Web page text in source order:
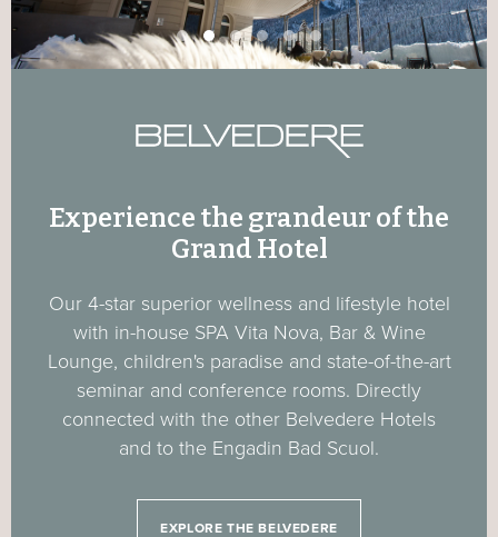
Experience the grandeur of the
Grand Hotel
Our 4-star superior wellness and lifestyle hotel
with in-house SPA Vita Nova, Bar & Wine
Lounge, children's paradise and state-of-the-art
seminar and conference rooms. Directly
connected with the other Belvedere Hotels
and to the Engadin Bad Scuol.
EXPLORE THE BELVEDERE